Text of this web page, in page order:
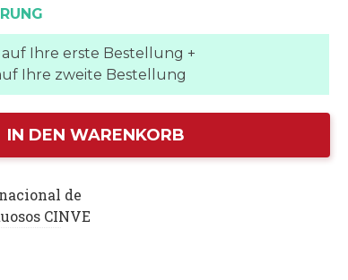
auf Ihre erste Bestellung +
Ihre zweite Bestellung
IN DEN WARENKORB
de
CINVE